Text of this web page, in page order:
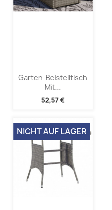
Garten-Beistelltisch
Mit...
52,57 €
NICHT AUF LAGER